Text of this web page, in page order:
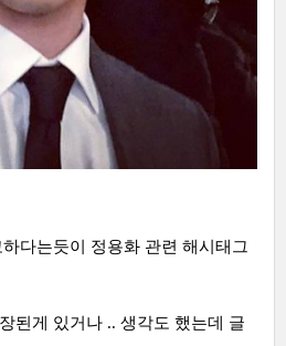
다는듯이 정용화 관련 해시태그
된게 있거나 .. 생각도 했는데 글